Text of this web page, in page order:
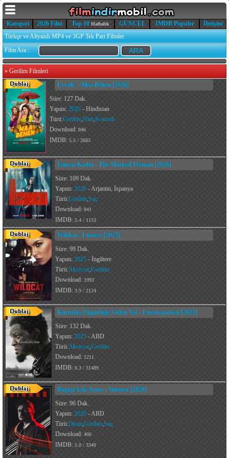
Kategori 2026 Film Top 10 Haftalık GÜNCEL IMDB Popüler
İletişim
Türkçe ve Altyazılı MP4 ve 3GP Tek Part Filmler
Film Ara :
» Gerilim Filmleri
Eyvah! - Maa Behen [2026]
Süre: 127 Dak.
Yapım: 2026 - Hindistan
Türü:Gerilim,Hint,Komedi
Download: 846
IMDB: 5.5 / 2683
İsimsiz Kadın - The Marked Woman [2026]
Süre: 109 Dak.
Yapım: 2026 - Arjantin, İspanya
Türü:Gerilim,Suç
Download: 841
IMDB: 5.4 / 1153
Wildcat / Lioness [2025]
Süre: 99 Dak.
Yapım: 2025 - İngiltere
Türü:Aksiyon,Gerilim
Download: 1993
IMDB: 3.9 / 2124
Kurtuluş Özgürlüğe Giden Yol - Emancipation [2023]
Süre: 132 Dak.
Yapım: 2023 - ABD
Türü:Aksiyon,Gerilim
Download: 1211
IMDB: 6.3 / 31489
Bagajı Asla Açma - Simmer [2020]
Süre: 96 Dak.
Yapım: 2020 - ABD
Türü:Dram,Gerilim,Suç
Download: 406
IMDB: 5.0 / 3349